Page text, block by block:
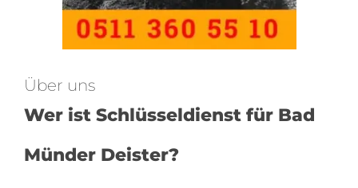
Über uns
Wer ist Schlüsseldienst für Bad
Münder Deister?